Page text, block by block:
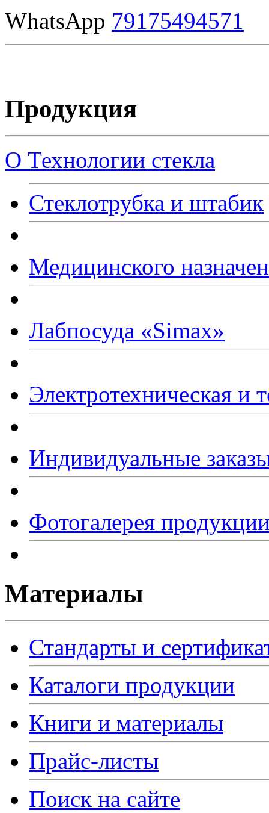
WhatsApp 79175494571
Продукция
О Технологии стекла
Стеклотрубка и штабик
Медицинского
Лабпосуда «Simax»
Электротехническая и
Индивидуальные
Фотогалерея
Материалы
Стандарты и
Каталоги продукции
Книги и материалы
Прайс-листы
Поиск на сайте